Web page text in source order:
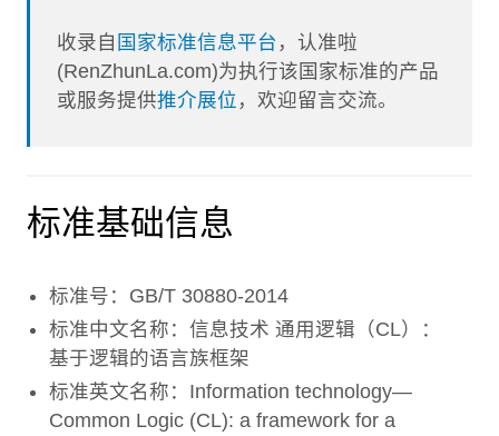
收录自 国家标准信息平台 ，认准啦
(RenZhunLa.com)为执行该国家标准的产品
或服务提供推介展位 ，欢迎留言交流。
标准基础信息
标准号：GB/T 30880-2014
标准中文名称：信息技术 通用逻辑（CL）：
基于逻辑的语言族框架
标准英文名称：Information technology—
Common Logic (CL): a framework for a